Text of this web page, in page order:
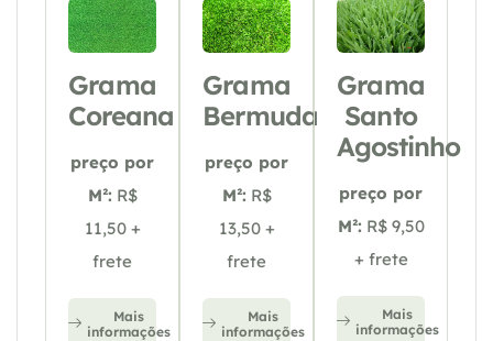
Grama
Coreana
preço por
M²: R$
11,50 +
frete
Mais
informações
Grama
Bermuda
preço por
M²: R$
13,50 +
frete
Mais
informações
Grama
Santo
Agostinho
preço por
M²: R$ 9,50
+ frete
Mais
informações